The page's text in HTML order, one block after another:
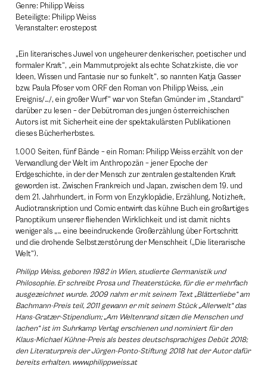
Genre: Philipp Weiss
Beteiligte: Philipp Weiss
Veranstalter: erostepost
„Ein literarisches Juwel von ungeheurer denkerischer, poetischer und
formaler Kraft“, „ein Mammutprojekt als echte Schatzkiste, die vor
Ideen, Wissen und Fantasie nur so funkelt“, so nannten Katja Gasser
bzw. Paula Pfoser vom ORF den Roman von Philipp Weiss, „ein
Ereignis/…/, ein großer Wurf“ war von Stefan Gmünder im „Standard“
darüber zu lesen – der Debütroman des jungen österreichischen
Autors ist mit Sicherheit eine der spektakulärsten Publikationen
dieses Bücherherbstes.
1.000 Seiten, fünf Bände – ein Roman: Philipp Weiss erzählt von der
Verwandlung der Welt im Anthropozän – jener Epoche der
Erdgeschichte, in der der Mensch zur zentralen gestaltenden Kraft
geworden ist. Zwischen Frankreich und Japan, zwischen dem 19. und
dem 21. Jahrhundert, in Form von Enzyklopädie, Erzählung, Notizheft,
Audiotranskription und Comic entwirft das kühne Buch ein großartiges
Panoptikum unserer fliehenden Wirklichkeit und ist damit nichts
weniger als „… eine beeindruckende Großerzählung über Fortschritt
und die drohende Selbstzerstörung der Menschheit („Die literarische
Welt“).
Philipp Weiss, geboren 1982 in Wien, studierte Germanistik und
Philosophie. Er schreibt Prosa und Theaterstücke, für die er mehrfach
ausgezeichnet wurde. 2009 nahm er mit seinem Text„Blätterliebe“ am
Bachmann-Preis teil, 2011 gewann er mit seinem Stück „Allerwelt“ das
Hans-Gratzer-Stipendium; „Am Weltenrand sitzen die Menschen und
lachen“ ist im Suhrkamp Verlag erschienen und nominiert für den
Klaus-Michael Kühne-Preis als bestes deutschsprachiges Debüt 2018;
den Literaturpreis der Jürgen-Ponto-Stiftung 2018 hat der Autor dafür
bereits erhalten. www.philippweiss.at